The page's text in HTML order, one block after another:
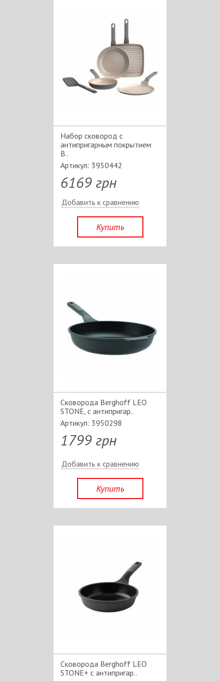
Набор сковород с
антипригарным покрытием
B..
Артикул: 3950442
6169 грн
Добавить к сравнению
Купить
Сковорода Berghoff LEO
STONE, с антипригар..
Артикул: 3950298
1799 грн
Добавить к сравнению
Купить
Сковорода Berghoff LEO
STONE+ с антипригар..